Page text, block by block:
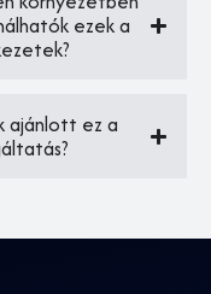
ezek a
ajánlott ez a